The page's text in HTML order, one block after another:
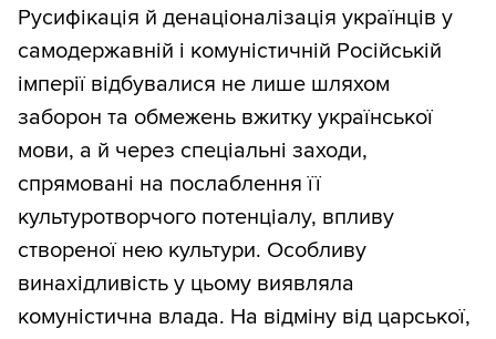
Русифікація й денаціоналізація українців у
самодержавній і комуністичній Російській
імперії відбувалися не лише шляхом
заборон та обмежень вжитку української
мови, а й через спеціальні заходи,
спрямовані на послаблення її
культуротворчого потенціалу, впливу
створеної нею культури. Особливу
винахідливість у цьому виявляла
комуністична влада. На відміну від царської,